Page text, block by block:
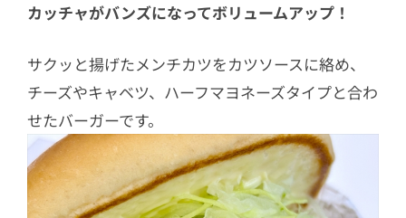
カッチャがバンズになってボリュームアップ！
サクッと揚げたメンチカツをカツソースに絡め、
チーズやキャベツ、ハーフマヨネーズタイプと合わ
せたバーガーです。